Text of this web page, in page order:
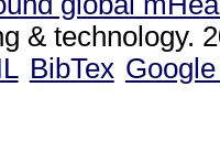
& technology.
BibTex